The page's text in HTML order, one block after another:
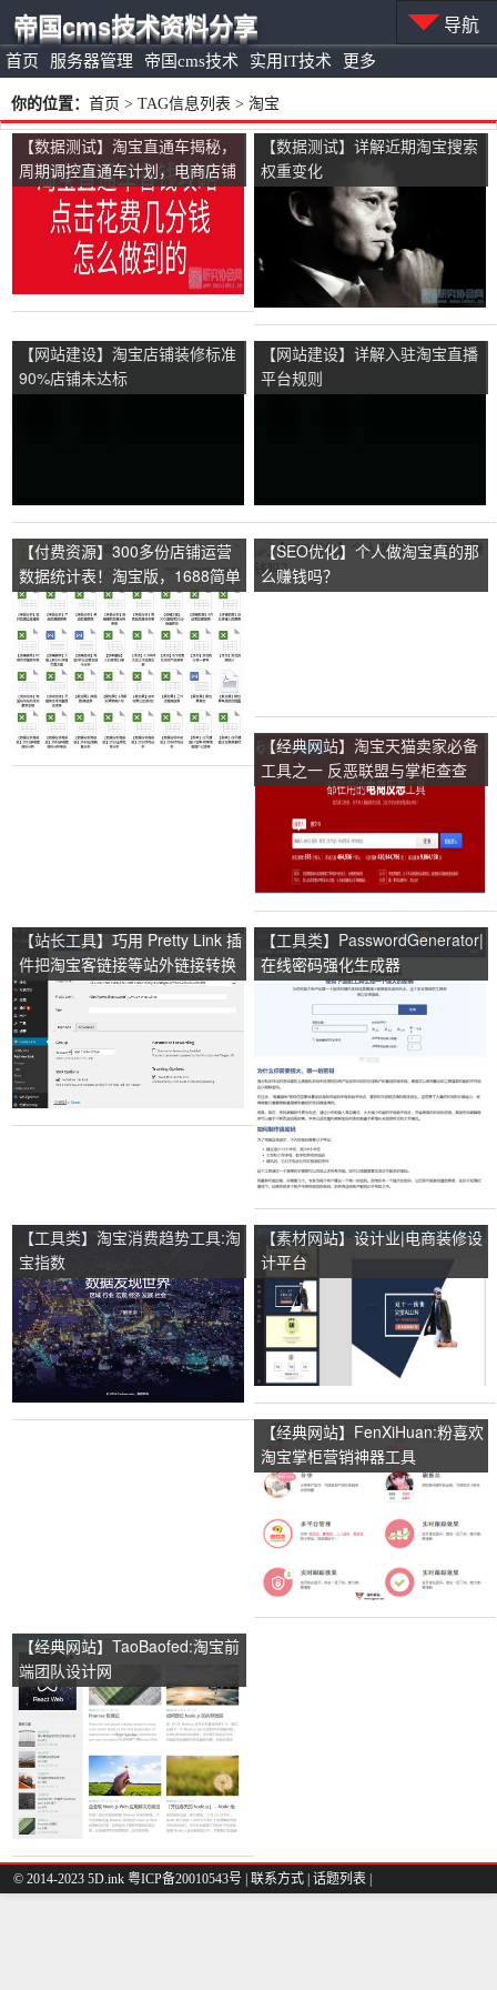
首页 服务器管理 帝国cms技术 实用IT技术 更多
帝国cms技术资料分享 导航
你的位置： 首页 > TAG信息列表 > 淘宝
【数据测试】淘宝直通车揭秘，
周期调控直通车计划，电商店铺
100%降低推广成本
【数据测试】详解近期淘宝搜索
权重变化
【网站建设】淘宝店铺装修标准
90%店铺未达标
【网站建设】详解入驻淘宝直播
平台规则
【付费资源】300多份店铺运营
数据统计表！淘宝版，1688简单
修改一下就行！
【SEO优化】个人做淘宝真的那
么赚钱吗？
【经典网站】淘宝天猫卖家必备
工具之一 反恶联盟与掌柜查查
【站长工具】巧用 Pretty Link 插
件把淘宝客链接等站外链接转换
为站内链接
【工具类】PasswordGenerator|
在线密码强化生成器
【工具类】淘宝消费趋势工具:淘
宝指数
【素材网站】设计业|电商装修设
计平台
【经典网站】FenXiHuan:粉喜欢
淘宝掌柜营销神器工具
【经典网站】TaoBaofed:淘宝前
端团队设计网
© 2014-2023 5D.ink 粤ICP备20010543号 联系方式 话题列表